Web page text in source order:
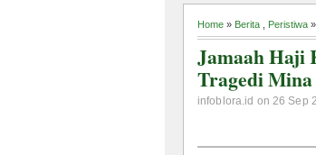
Home » Berita Peristiwa
Jamaah Haji
Tragedi Mina
infoblora.id on 26 Sep